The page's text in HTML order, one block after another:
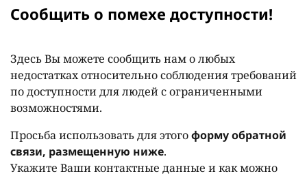
Сообщить о помехе доступности!
Здесь Вы можете сообщить нам о любых
недостатках относительно соблюдения требований
по доступности для людей с ограниченными
возможностями.
Просьба использовать для этогоформу обратной
связи, размещенную ниже.
Укажите Ваши контактные данные и как можно